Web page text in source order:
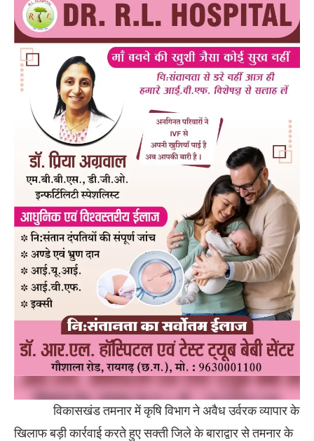
विकासखंड तमनार में कृषि विभाग ने अवैध उर्वरक व्यापार के
खिलाफ बड़ी कार्रवाई करते हुए सक्ती जिले के बाराद्वार से तमनार के